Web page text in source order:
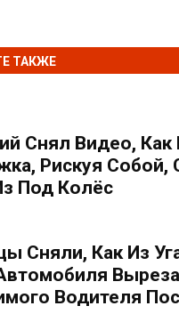
ТАКЖЕ
Снял Видео, Как
Рискуя Собой,
Под Колёс
Сняли, Как Из
Водителя